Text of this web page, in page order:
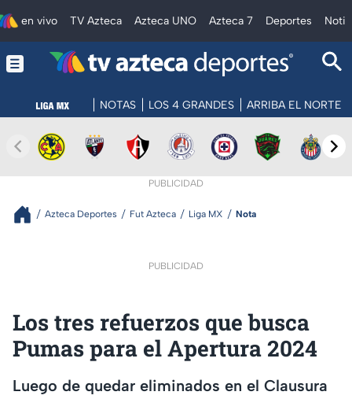
en vivo TV Azteca Azteca UNO Azteca 7 Deportes
NOTAS LOS 4 GRANDES ARRIBA EL NORTE
PUBLICIDAD
Azteca Deportes Fut Azteca Liga MX Nota
PUBLICIDAD
Los tres refuerzos que busca
Pumas para el Apertura 2024
Luego de quedar eliminados en el Clausura